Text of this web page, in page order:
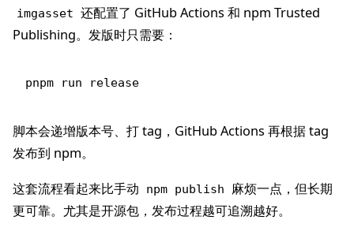
imgasset 还配置了 GitHub Actions 和 npm Trusted
Publishing。发版时只需要：
脚本会递增版本号、打 tag，GitHub Actions 再根据 tag
发布到 npm。
这套流程看起来比手动 npm publish
麻烦一点，但长期
更可靠。尤其是开源包，发布过程越可追溯越好。